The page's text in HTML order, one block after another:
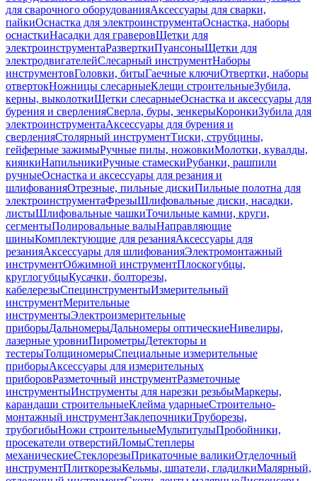
для сварочного оборудованияАксессуары для сварки,
пайкиОснастка для электроинструментаОснастка, наборы
оснасткиНасадки для граверовЩетки для
электроинструментаРазверткиПуансоныЩетки для
электродвигателейСлесарный инструментНаборы
инструментовГоловки, битыГаечные ключиОтвертки, наборы
отвертокНожницы слесарныеКлещи строительныеЗубила,
керны, выколоткиЩетки слесарныеОснастка и аксессуары для
бурения и сверленияСверла, буры, зенкерыКоронкиЗубила для
электроинструментаАксессуары для бурения и
сверленияСтолярный инструментТиски, струбцины,
гейферные зажимыРучные пилы, ножовкиМолотки, кувалды,
киянкиНапильникиРучные стамескиРубанки, рашпили
ручныеОснастка и аксессуары для резания и
шлифованияОтрезные, пильные дискиПильные полотна для
электроинструментаФрезыШлифовальные диски, насадки,
листыШлифовальные чашкиТочильные камни, круги,
сегментыПолировальные валыНаправляющие
шиныКомплектующие для резанияАксессуары для
резанияАксессуары для шлифованияЭлектромонтажный
инструментОбжимной инструментПлоскогубцы,
круглогубцыКусачки, болторезы,
кабелерезыСпецинструментыИзмерительный
инструментМерительные
инструментыЭлектроизмерительные
приборыДальномерыДальномеры оптическиеНивелиры,
лазерные уровниПирометрыДетекторы и
тестерыТолщиномерыСпециальные измерительные
приборыАксессуары для измерительных
приборовРазметочный инструментРазметочные
инструментыИнструменты для нарезки резьбыМаркеры,
карандаши строительныеКлейма ударныеСтроительно-
монтажный инструментЗаклепочникиТруборезы,
трубогибыНожи строительныеМультитулыПробойники,
просекатели отверстийЛомыСтеплеры
механическиеСтеклорезыПрикаточные валикиОтделочный
инструментПлиткорезыКельмы, шпатели, гладилкиМалярный,